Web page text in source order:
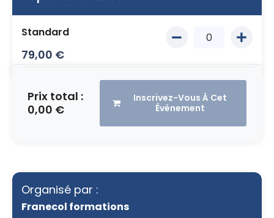
Standard
79,00 €
Prix total :
0,00 €
Inscrivez-Vous À Cet
Événement
Organisé par :
Franecol formations